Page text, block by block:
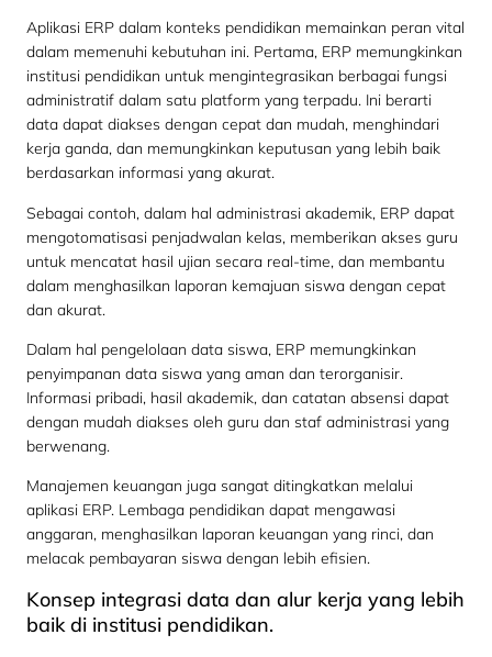
Aplikasi ERP dalam konteks pendidikan memainkan peran vital
dalam memenuhi kebutuhan ini. Pertama, ERP memungkinkan
institusi pendidikan untuk mengintegrasikan berbagai fungsi
administratif dalam satu platform yang terpadu. Ini berarti
data dapat diakses dengan cepat dan mudah, menghindari
kerja ganda, dan memungkinkan keputusan yang lebih baik
berdasarkan informasi yang akurat.
Sebagai contoh, dalam hal administrasi akademik, ERP dapat
mengotomatisasi penjadwalan kelas, memberikan akses guru
untuk mencatat hasil ujian secara real-time, dan membantu
dalam menghasilkan laporan kemajuan siswa dengan cepat
dan akurat.
Dalam hal pengelolaan data siswa, ERP memungkinkan
penyimpanan data siswa yang aman dan terorganisir.
Informasi pribadi, hasil akademik, dan catatan absensi dapat
dengan mudah diakses oleh guru dan staf administrasi yang
berwenang.
Manajemen keuangan juga sangat ditingkatkan melalui
aplikasi ERP. Lembaga pendidikan dapat mengawasi
anggaran, menghasilkan laporan keuangan yang rinci, dan
melacak pembayaran siswa dengan lebih efisien.
Konsep integrasi data dan alur kerja yang lebih
baik di institusi pendidikan.